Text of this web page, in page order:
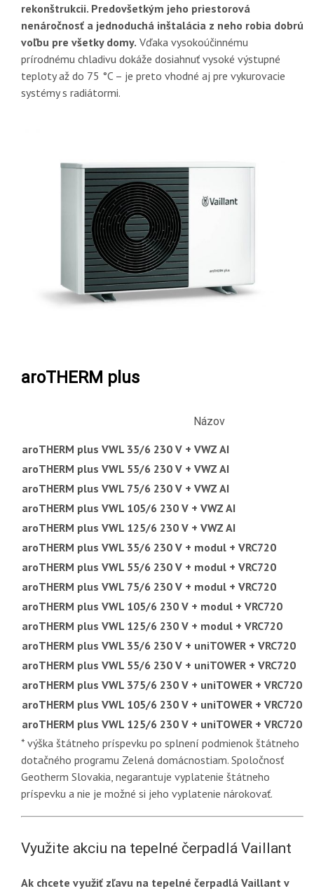
rekonštrukcii. Predovšetkým jeho priestorová
nenáročnosť a jednoduchá inštalácia z neho robia dobrú
voľbu pre všetky domy. Vďaka vysokoúčinnému
prírodnému chladivu dokáže dosiahnuť vysoké výstupné
teploty až do 75 °C – je preto vhodné aj pre vykurovacie
systémy s radiátormi.
aroTHERM plus
Názov
aroTHERM plus VWL 35/6 230 V + VWZ AI
aroTHERM plus VWL 55/6 230 V + VWZ AI
aroTHERM plus VWL 75/6 230 V + VWZ AI
aroTHERM plus VWL 105/6 230 V + VWZ AI
aroTHERM plus VWL 125/6 230 V + VWZ AI
aroTHERM plus VWL 35/6 230 V + modul + VRC720
aroTHERM plus VWL 55/6 230 V + modul + VRC720
aroTHERM plus VWL 75/6 230 V + modul + VRC720
aroTHERM plus VWL 105/6 230 V + modul + VRC720
aroTHERM plus VWL 125/6 230 V + modul + VRC720
aroTHERM plus VWL 35/6 230 V + uniTOWER + VRC720
aroTHERM plus VWL 55/6 230 V + uniTOWER + VRC720
aroTHERM plus VWL 375/6 230 V + uniTOWER + VRC720
aroTHERM plus VWL 105/6 230 V + uniTOWER + VRC720
aroTHERM plus VWL 125/6 230 V + uniTOWER + VRC720
* výška štátneho príspevku po splnení podmienok štátneho
dotačného programu Zelená domácnostiam. Spoločnosť
Geotherm Slovakia, negarantuje vyplatenie štátneho
príspevku a nie je možné si jeho vyplatenie nárokovať.
Využite akciu na tepelné čerpadlá Vaillant
Ak chcete využiť zľavu na tepelné čerpadlá Vaillant v